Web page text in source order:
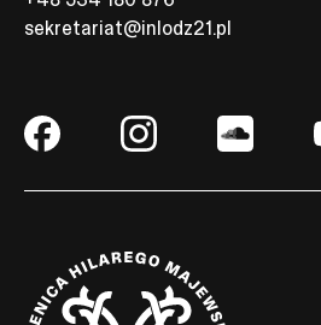
sekretariat@inlodz21.pl